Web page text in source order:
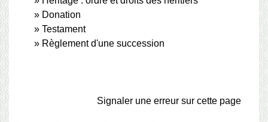
Donation
Testament
Règlement d'une succession
Signaler une erreur sur cette page